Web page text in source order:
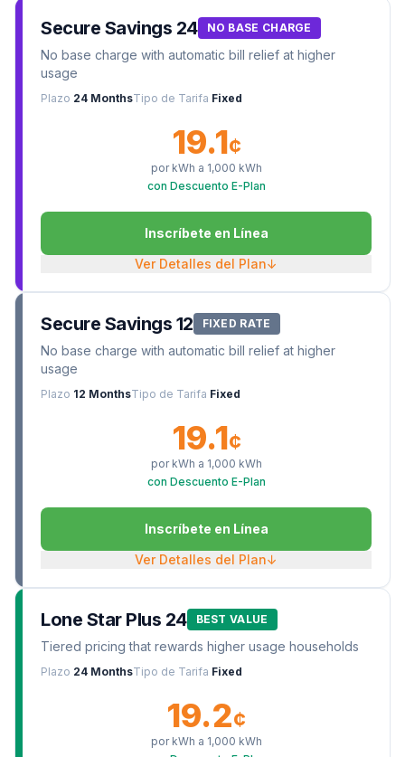
Secure Savings 24 NO BASE CHARGE
No base charge with automatic bill relief at higher
usage
Plazo 24 MonthsTipo de Tarifa Fixed
19.1¢
por kWh a 1,000 kWh
con Descuento E-Plan
Inscríbete en Línea
Ver Detalles del Plan↓
Secure Savings 12 FIXED RATE
No base charge with automatic bill relief at higher
usage
Plazo 12 MonthsTipo de Tarifa Fixed
19.1¢
por kWh a 1,000 kWh
con Descuento E-Plan
Inscríbete en Línea
Ver Detalles del Plan↓
Lone Star Plus 24 BEST VALUE
Tiered pricing that rewards higher usage households
Plazo 24 MonthsTipo de Tarifa Fixed
19.2¢
por kWh a 1,000 kWh